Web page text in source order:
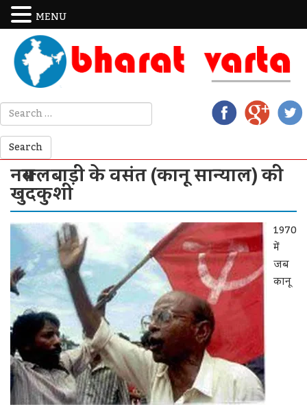
नक्सलबाड़ी के वसंत (कानू सान्याल) की
खुदकुशी
1970
में
जब
कानू
MENU